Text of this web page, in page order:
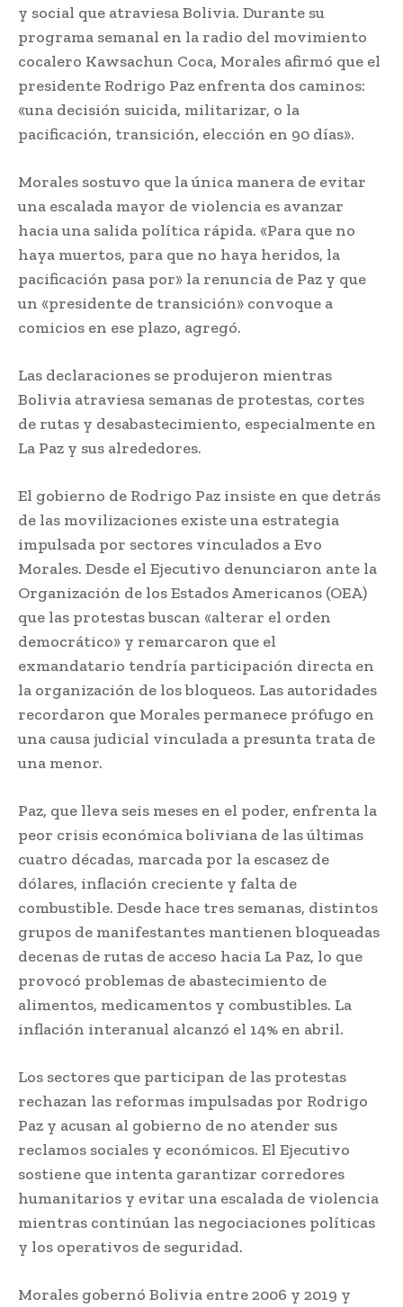
y social que atraviesa Bolivia. Durante su
programa semanal en la radio del movimiento
cocalero Kawsachun Coca, Morales afirmó que el
presidente Rodrigo Paz enfrenta dos caminos:
«una decisión suicida, militarizar, o la
pacificación, transición, elección en 90 días».
Morales sostuvo que la única manera de evitar
una escalada mayor de violencia es avanzar
hacia una salida política rápida. «Para que no
haya muertos, para que no haya heridos, la
pacificación pasa por» la renuncia de Paz y que
un «presidente de transición» convoque a
comicios en ese plazo, agregó.
Las declaraciones se produjeron mientras
Bolivia atraviesa semanas de protestas, cortes
de rutas y desabastecimiento, especialmente en
La Paz y sus alrededores.
El gobierno de Rodrigo Paz insiste en que detrás
de las movilizaciones existe una estrategia
impulsada por sectores vinculados a Evo
Morales. Desde el Ejecutivo denunciaron ante la
Organización de los Estados Americanos (OEA)
que las protestas buscan «alterar el orden
democrático» y remarcaron que el
exmandatario tendría participación directa en
la organización de los bloqueos. Las autoridades
recordaron que Morales permanece prófugo en
una causa judicial vinculada a presunta trata de
una menor.
Paz, que lleva seis meses en el poder, enfrenta la
peor crisis económica boliviana de las últimas
cuatro décadas, marcada por la escasez de
dólares, inflación creciente y falta de
combustible. Desde hace tres semanas, distintos
grupos de manifestantes mantienen bloqueadas
decenas de rutas de acceso hacia La Paz, lo que
provocó problemas de abastecimiento de
alimentos, medicamentos y combustibles. La
inflación interanual alcanzó el 14% en abril.
Los sectores que participan de las protestas
rechazan las reformas impulsadas por Rodrigo
Paz y acusan al gobierno de no atender sus
reclamos sociales y económicos. El Ejecutivo
sostiene que intenta garantizar corredores
humanitarios y evitar una escalada de violencia
mientras continúan las negociaciones políticas
y los operativos de seguridad.
Morales gobernó Bolivia entre 2006 y 2019 y